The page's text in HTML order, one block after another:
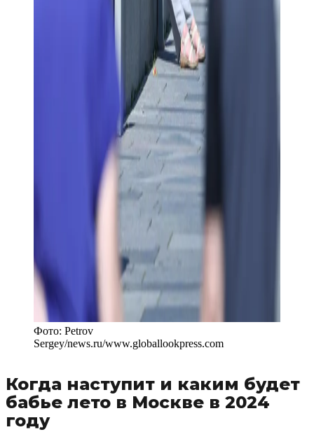
Фото: Petrov
Sergey/news.ru/www.globallookpress.com
Когда наступит и каким будет
бабье лето в Москве в 2024
году